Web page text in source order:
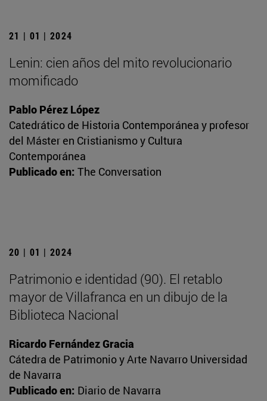
21 | 01 | 2024
Lenin: cien años del mito revolucionario
momificado
Pablo Pérez López
Catedrático de Historia Contemporánea y profesor
del Máster en Cristianismo y Cultura
Contemporánea
Publicado en: The Conversation
20 | 01 | 2024
Patrimonio e identidad (90). El retablo
mayor de Villafranca en un dibujo de la
Biblioteca Nacional
Ricardo Fernández Gracia
Cátedra de Patrimonio y Arte Navarro Universidad
de Navarra
Publicado en: Diario de Navarra